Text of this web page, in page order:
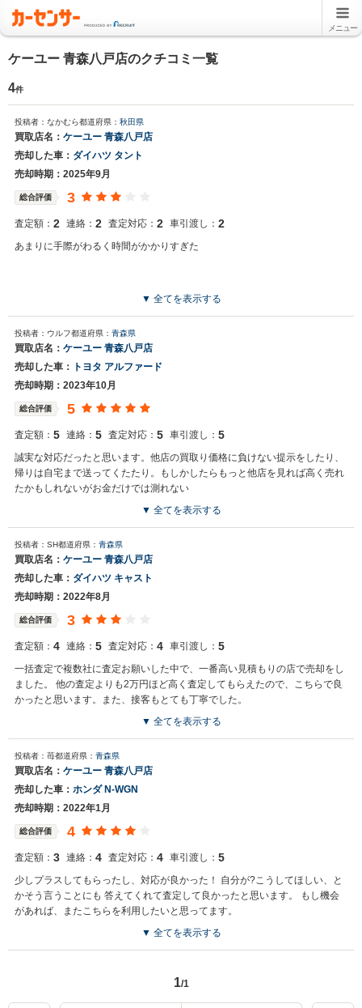
メニュー
ケーユー 青森八戸店のクチコミ一覧
4件
投稿者：なかむら都道府県： 秋田県
買取店名： ケーユー 青森八戸店
売却した車： ダイハツ タント
売却時期：2025年9月
総合評価 3
査定額： 2 連絡： 2 査定対応： 2 車引渡し： 2
あまりに手際がわるく時間がかかりすぎた
▼ 全てを表示する
投稿者：ウルフ都道府県： 青森県
買取店名： ケーユー 青森八戸店
売却した車：
トヨタ アルファード
売却時期：2023年10月
総合評価 5
査定額： 5 連絡： 5 査定対応： 5 車引渡し： 5
誠実な対応だったと思います。他店の買取り価格に負けない提示をしたり、
帰りは自宅まで送ってくたたり。もしかしたらもっと他店を見れば高く売れ
たかもしれないがお金だけでは測れない
▼ 全てを表示する
投稿者：SH都道府県： 青森県
買取店名： ケーユー 青森八戸店
売却した車： ダイハツ キャスト
売却時期：2022年8月
総合評価 3
査定額： 4 連絡： 5 査定対応： 4 車引渡し： 5
一括査定で複数社に査定お願いした中で、一番高い見積もりの店で売却をし
ました。 他の査定よりも2万円ほど高く査定してもらえたので、こちらで良
かったと思います。また、接客もとても丁寧でした。
▼ 全てを表示する
投稿者：苺都道府県： 青森県
買取店名： ケーユー 青森八戸店
売却した車： ホンダ N-WGN
売却時期：2022年1月
総合評価 4
査定額： 3 連絡： 4 査定対応： 4 車引渡し： 5
少しプラスしてもらったし、対応が良かった！ 自分が?こうしてほしい、と
かそう言うことにも 答えてくれて査定して良かったと思います。 もし機会
があれば、またこちらを利用したいと思ってます。
▼ 全てを表示する
1/1